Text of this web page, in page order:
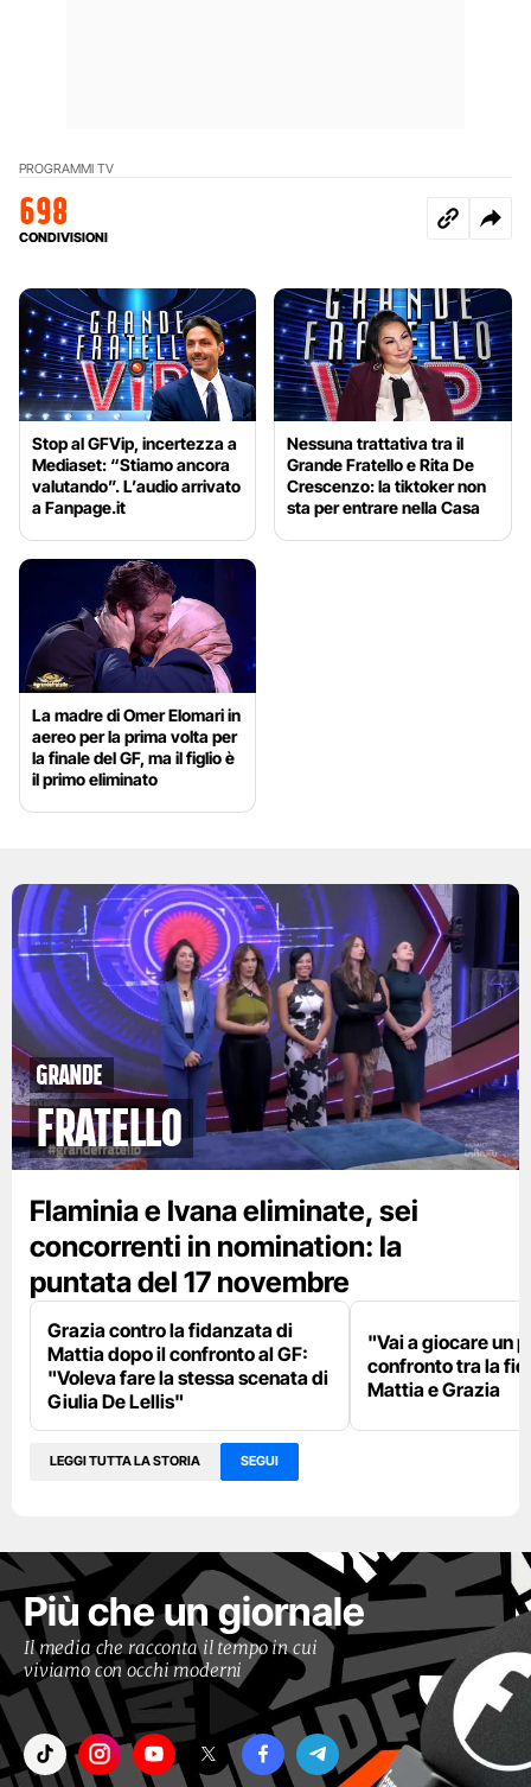
PROGRAMMI TV
698
CONDIVISIONI
Stop al GFVip, incertezza a
Mediaset: “Stiamo ancora
valutando”. L’audio arrivato
a Fanpage.it
Nessuna trattativa tra il
Grande Fratello e Rita De
Crescenzo: la tiktoker non
sta per entrare nella Casa
La madre di Omer Elomari in
aereo per la prima volta per
la finale del GF, ma il figlio è
il primo eliminato
GRANDE
FRATELLO
Flaminia e Ivana eliminate, sei
concorrenti in nomination: la
puntata del 17 novembre
Grazia contro la fidanzata di
Mattia dopo il confronto al GF:
"Voleva fare la stessa scenata di
Giulia De Lellis"
"Vai a giocare un
confronto tra la
Mattia e Grazia
LEGGI TUTTA LA STORIA SEGUI
Più che un giornale
Il media che racconta il tempo in cui
viviamo con occhi moderni